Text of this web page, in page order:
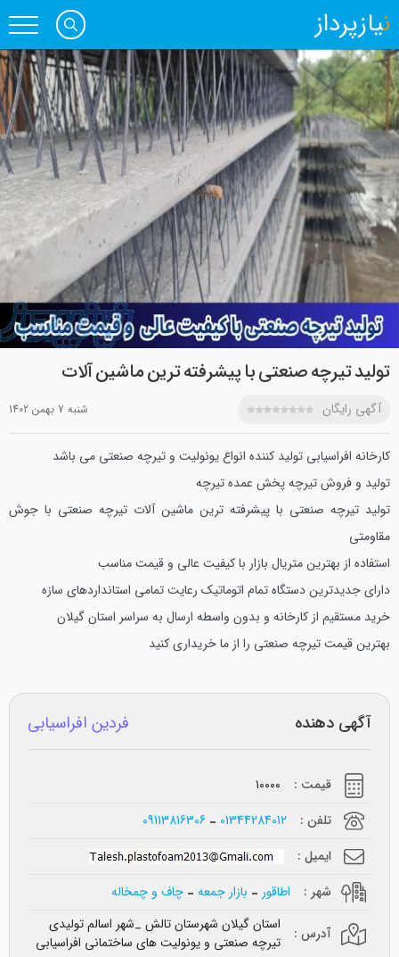
نیازپرداز
تولید تیرچه صنعتی با پیشرفته ترین ماشین آلات
آگهی رایگان شنبه 7 بهمن 1402
کارخانه افراسیابی تولید کننده انواع یونولیت و تیرچه صنعتی می باشد
تولید و فروش تیرچهپخش عمده تیرچه
تولید تیرچه صنعتی با پیشرفته ترین ماشین آلات تیرچه صنعتی با جوش
مقاومتی
استفاده از بهترین متریال بازار با کیفیت عالی و قیمت مناسب
دارای جدیدترین دستگاه تمام اتوماتیک رعایت تمامی استانداردهای سازه
خرید مستقیم از کارخانه و بدون واسطه ارسال به سراسر استان گیلان
بهترین قیمت تیرچه صنعتی را از ما خریداری کنید
آگهی دهنده فردین افراسیابی
قیمت :
۱۰۰۰۰
تلفن :
01344284012
09113816306
ایمیل :
شهر :
اطاقور بازار جمعه چاف و چمخاله
آدرس :
استان گیلان شهرستان تالش _شهر اسالم تولیدی
تیرچه صنعتی و یونولیت های ساختمانی افراسیابی